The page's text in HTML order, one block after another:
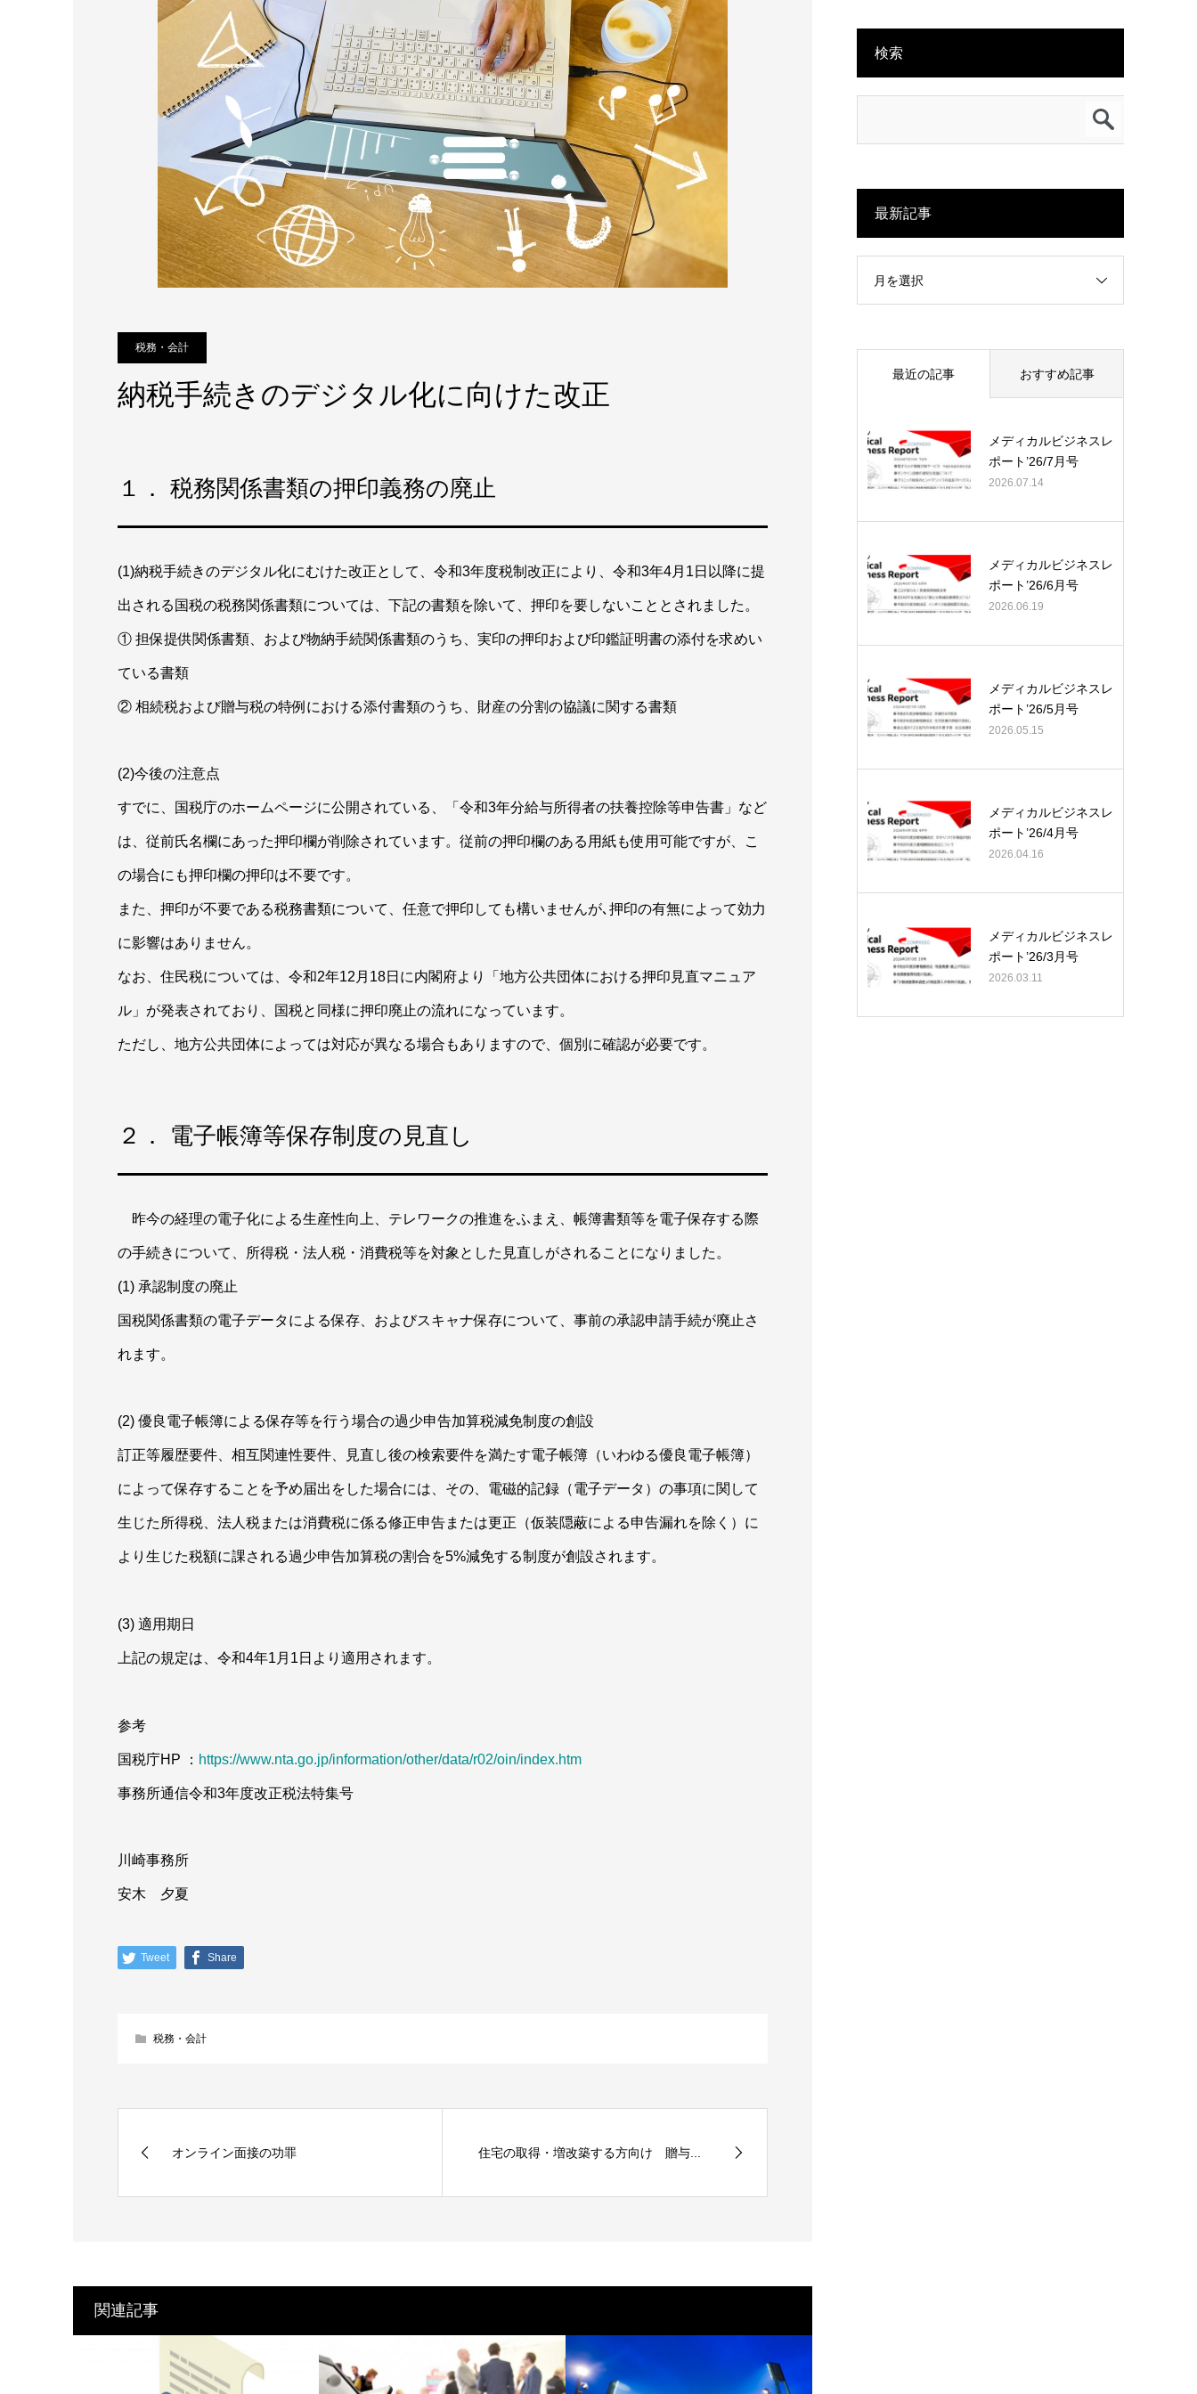
税務・会計
納税手続きのデジタル化に向けた改正
１． 税務関係書類の押印義務の廃止
(1)納税手続きのデジタル化にむけた改正として、令和3年度税制改正により、令和3年4月1日以降に提
出される国税の税務関係書類については、下記の書類を除いて、押印を要しないこととされました。
① 担保提供関係書類、および物納手続関係書類のうち、実印の押印および印鑑証明書の添付を求めい
ている書類
② 相続税および贈与税の特例における添付書類のうち、財産の分割の協議に関する書類
(2)今後の注意点
すでに、国税庁のホームページに公開されている、「令和3年分給与所得者の扶養控除等申告書」など
は、従前氏名欄にあった押印欄が削除されています。従前の押印欄のある用紙も使用可能ですが、こ
の場合にも押印欄の押印は不要です。
また、押印が不要である税務書類について、任意で押印しても構いませんが､押印の有無によって効力
に影響はありません。
なお、住民税については、令和2年12月18日に内閣府より「地方公共団体における押印見直マニュア
ル」が発表されており、国税と同様に押印廃止の流れになっています。
ただし、地方公共団体によっては対応が異なる場合もありますので、個別に確認が必要です。
２． 電子帳簿等保存制度の見直し
昨今の経理の電子化による生産性向上、テレワークの推進をふまえ、帳簿書類等を電子保存する際
の手続きについて、所得税・法人税・消費税等を対象とした見直しがされることになりました。
(1) 承認制度の廃止
国税関係書類の電子データによる保存、およびスキャナ保存について、事前の承認申請手続が廃止さ
れます。
(2) 優良電子帳簿による保存等を行う場合の過少申告加算税減免制度の創設
訂正等履歴要件、相互関連性要件、見直し後の検索要件を満たす電子帳簿（いわゆる優良電子帳簿）
によって保存することを予め届出をした場合には、その、電磁的記録（電子データ）の事項に関して
生じた所得税、法人税または消費税に係る修正申告または更正（仮装隠蔽による申告漏れを除く）に
より生じた税額に課される過少申告加算税の割合を5%減免する制度が創設されます。
(3) 適用期日
上記の規定は、令和4年1月1日より適用されます。
参考
国税庁HP ： https://www.nta.go.jp/information/other/data/r02/oin/index.htm
事務所通信令和3年度改正税法特集号
川崎事務所
安木 夕夏
Tweet Share
税務・会計
オンライン面接の功罪 住宅の取得・増改築する方向け 贈与...
関連記事
検索
最新記事
月を選択
最近の記事 おすすめ記事
メディカルビジネスレ
ポート’26/7月号
2026.07.14
メディカルビジネスレ
ポート’26/6月号
2026.06.19
メディカルビジネスレ
ポート’26/5月号
2026.05.15
メディカルビジネスレ
ポート’26/4月号
2026.04.16
メディカルビジネスレ
ポート’26/3月号
2026.03.11